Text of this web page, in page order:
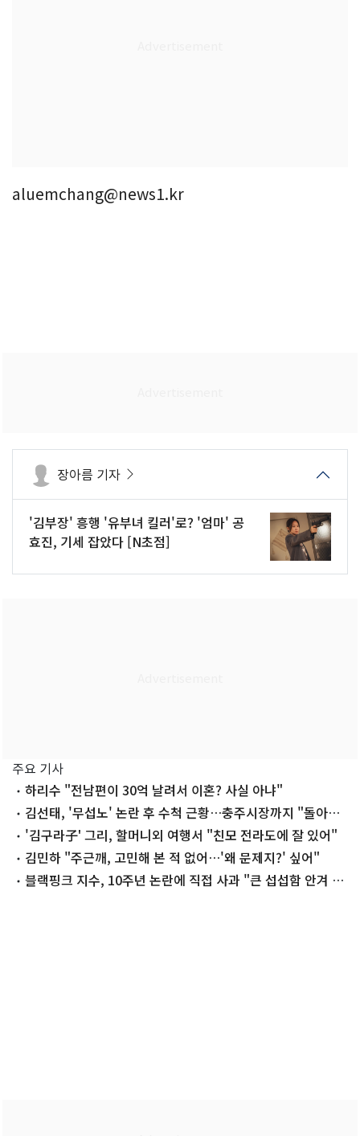
aluemchang@news1.kr
장아름 기자
'김부장' 흥행 '유부녀 킬러'로? '엄마' 공
효진, 기세 잡았다 [N초점]
주요 기사
하리수 "전남편이 30억 날려서 이혼? 사실 아냐"
김선태, '무섭노' 논란 후 수척 근황…충주시장까지 "돌아올
생각 없냐?"
'김구라子' 그리, 할머니외 여행서 "친모 전라도에 잘 있어"
김민하 "주근깨, 고민해 본 적 없어…'왜 문제지?' 싶어"
블랙핑크 지수, 10주년 논란에 직접 사과 "큰 섭섭함 안겨 미